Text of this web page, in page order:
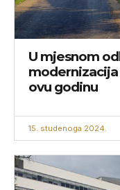
U mjesnom
ovu godinu
15. studenoga 2024.